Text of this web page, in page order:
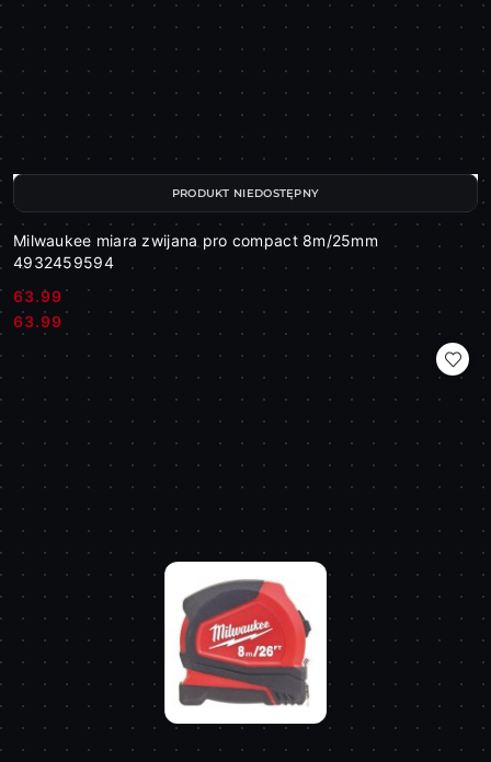
Milwaukee miara zwijana pro compact 8m/25mm
4932459594
Cena:
63.99
Cena:
63.99
PRODUKT NIEDOSTĘPNY